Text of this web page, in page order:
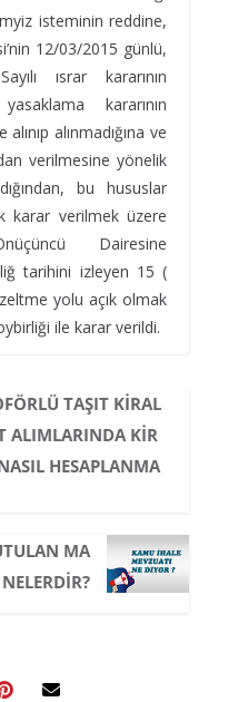
isteminin reddine,
12/03/2015 günlü,
ısrar kararının
kararının
alınmadığına ve
verilmesine yönelik
bu hususlar
karar verilmek üzere
Dairesine
tarihini izleyen 15 (
yolu açık olmak
ile karar verildi.
TAŞIT KIRAL
ALIMLARINDA KIR
HESAPLANMA
MA